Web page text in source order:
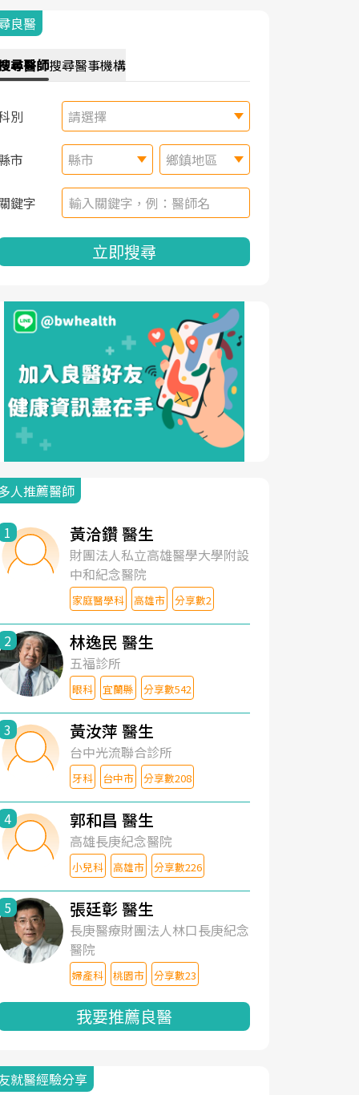
良醫
尋醫師搜尋醫事機構
別 請選擇
市 縣市 鄉鎮地區
鍵字
立即搜尋
人推薦醫師
1 黃洽鑽 醫生
財團法人私立高雄醫學大學附設
中和紀念醫院
家庭醫學科 高雄市 分享數2
2 林逸民 醫生
五福診所
眼科 宜蘭縣 分享數542
3 黃汝萍 醫生
台中光流聯合診所
牙科 台中市 分享數208
4 郭和昌 醫生
高雄長庚紀念醫院
小兒科 高雄市 分享數226
5 張廷彰 醫生
長庚醫療財團法人林口長庚紀念
醫院
婦產科 桃園市 分享數23
我要推薦良醫
就醫經驗分享